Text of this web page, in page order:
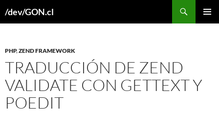
/dev/GON.cl
PHP,ZEND FRAMEWORK
TRADUCCIÓN DE ZEND
VALIDATE CON GETTEXT Y
POEDIT